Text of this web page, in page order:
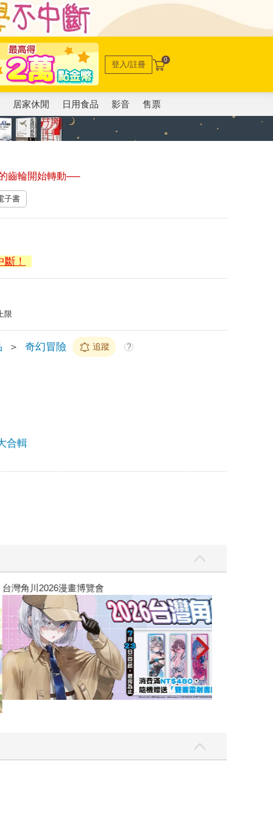
登入/註冊 0
居家休閒 日用食品 影音 售票
齒輪開始轉動──
子書
！
限
＞ 奇幻冒險 追蹤 ?
合輯